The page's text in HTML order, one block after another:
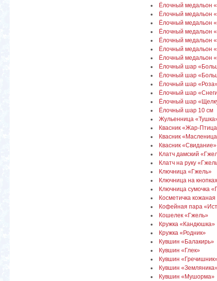
Ёлочный медальон
Ёлочный медальон
Ёлочный медальон
Ёлочный медальон
Ёлочный медальон
Ёлочный медальон
Ёлочный медальон
Ёлочный шар
Ёлочный шар
Ёлочный шар
Ёлочный шар
Ёлочный шар
Ёлочный шар 10 см
Жульенница
Квасник «Жар-
Квасник
Квасник «Свидание»
Клатч дамский
Клатч на руку
Ключница «Гжель»
Ключница на
Ключница сумочка
Косметичка
Кофейная пара
Кошелек «Гжель»
Кружка «Кандюшка»
Кружка «Родник»
Кувшин «Балакирь»
Кувшин «Глек»
Кувшин
Кувшин
Кувшин «Мушорма»